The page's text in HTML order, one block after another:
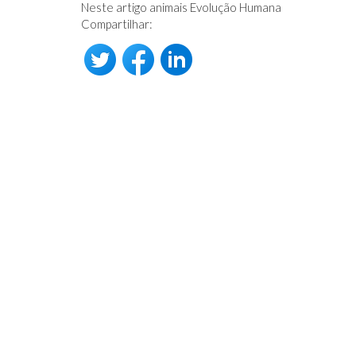
Neste artigo animais Evolução Humana
Compartilhar: